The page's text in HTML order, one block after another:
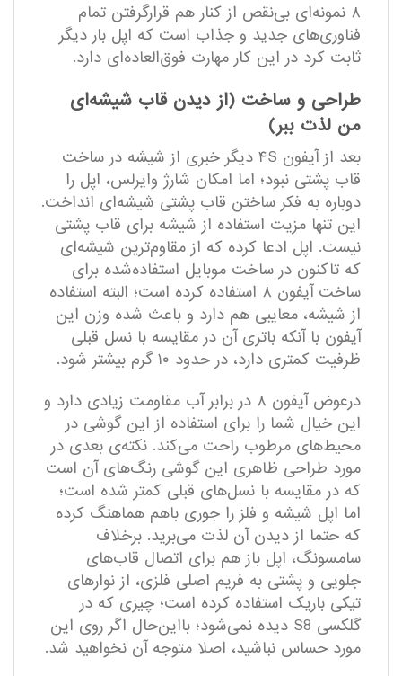
۸ نمونه‌ای بی‌نقص از کنار هم قرارگرفتن تمام
فناوری‌های جدید و جذاب است که اپل بار دیگر
ثابت کرد در این کار مهارت فوق‌العاده‌ای دارد.
طراحی و ساخت (از دیدن قاب شیشه‌ای
من لذت ببر)
بعد از آیفون ۴S دیگر خبری از شیشه در ساخت
قاب پشتی نبود؛ اما امکان شارژ وایرلس، اپل را
دوباره به فکر ساختن قاب پشتی شیشه‌ای انداخت.
این تنها مزیت استفاده از شیشه برای قاب پشتی
نیست. اپل ادعا کرده که از مقاوم‌ترین شیشه‌ای
که تاکنون در ساخت موبایل استفاده‌شده برای
ساخت آیفون ۸ استفاده کرده است؛ البته استفاده
از شیشه، معایبی هم دارد و باعث شده وزن این
آیفون با آنکه باتری آن در مقایسه با نسل قبلی
ظرفیت کمتری دارد، در حدود ۱۰ گرم بیشتر شود.
درعوض آیفون ۸ در برابر آب مقاومت زیادی دارد و
این خیال شما را برای استفاده از این گوشی در
محیط‌های مرطوب راحت می‌کند. نکته‌ی بعدی در
مورد طراحی ظاهری این گوشی رنگ‌های آن است
که در مقایسه با نسل‌های قبلی کمتر شده است؛
اما اپل شیشه و فلز را جوری باهم هماهنگ کرده
که حتما از دیدن آن لذت می‌برید. برخلاف
سامسونگ، اپل باز هم برای اتصال قاب‌های
جلویی و پشتی به فریم اصلی فلزی، از نوار‌های
تیکی باریک استفاده کرده است؛ چیزی که در
گلکسی S8 دیده نمی‌شود؛ بااین‌حال اگر روی این
مورد حساس نباشید، اصلا متوجه آن نخواهید شد.